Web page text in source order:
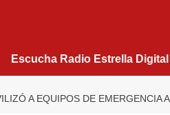
Escucha Radio Estrella Digital
A EQUIPOS DE EMERGENCIA